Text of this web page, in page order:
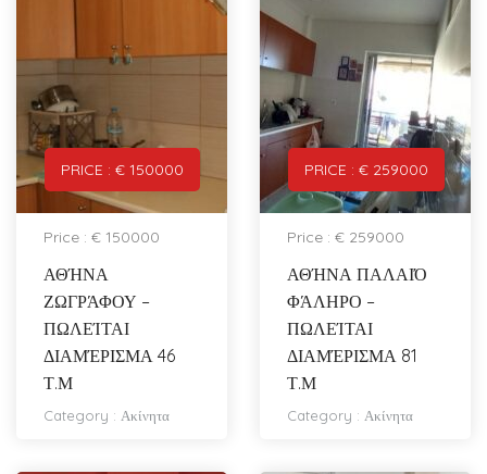
PRICE : € 150000
Price : € 150000
ΑΘΉΝΑ
ΖΩΓΡΆΦΟΥ –
ΠΩΛΕΊΤΑΙ
ΔΙΑΜΈΡΙΣΜΑ 46
Τ.Μ
Category : Ακίνητα
PRICE : € 259000
Price : € 259000
ΑΘΉΝΑ ΠΑΛΑΙΌ
ΦΆΛΗΡΟ –
ΠΩΛΕΊΤΑΙ
ΔΙΑΜΈΡΙΣΜΑ 81
Τ.Μ
Category : Ακίνητα